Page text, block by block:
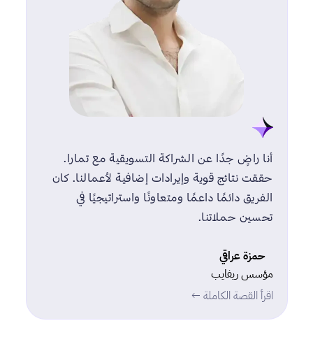
أنا راضٍ جدًا عن الشراكة التسويقية مع تمارا.
حققت نتائج قوية وإيرادات إضافية لأعمالنا. كان
الفريق دائمًا داعمًا ومتعاونًا واستراتيجيًا في
تحسين حملاتنا.
حمزة عراقي
مؤسس ريفايب
اقرأ القصة الكاملة ←